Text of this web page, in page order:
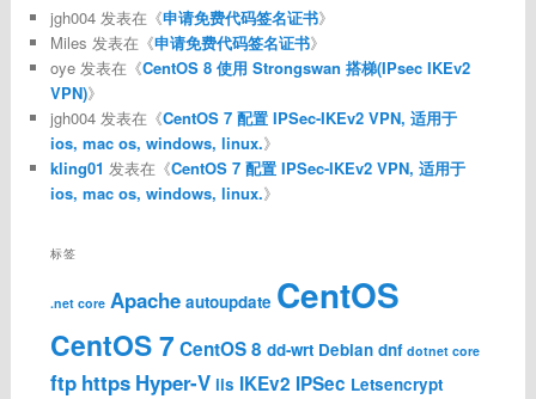
jgh004发表在《申请免费代码签名证书》
Miles 发表在《申请免费代码签名证书》
oye发表在《CentOS 8 使用 Strongswan 搭梯(IPsec IKEv2
VPN)》
jgh004发表在《CentOS 7 配置 IPSec-IKEv2 VPN, 适用于
ios, mac os, windows, linux.》
kling01 发表在《CentOS 7 配置 IPSec-IKEv2 VPN, 适用于
ios, mac os, windows, linux.》
标签
.net core Apache autoupdate CentOS
CentOS 7 CentOS 8 dd-wrt Debian dnf dotnet core
ftp https Hyper-V iis IKEv2 IPSec Letsencrypt